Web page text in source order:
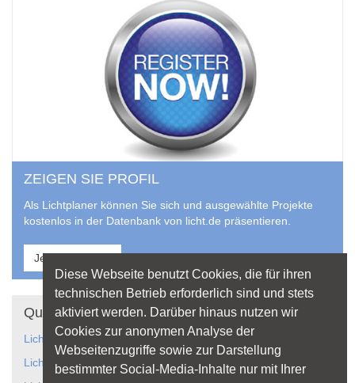
ZEIGEN SIE PROFIL
Als Lichtplaner können Sie sich und ausgewählte Projekte
kostenlos in der Datenbank von licht.de präsentieren.
Jetzt anmelden
Quicklinks
Lichtanwendungen
Lichtplanung
Diese Webseite benutzt Cookies, die für ihren
technischen Betrieb erforderlich sind und stets
aktiviert werden. Darüber hinaus nutzen wir
Cookies zur anonymen Analyse der
Webseitenzugriffe sowie zur Darstellung
bestimmter Social-Media-Inhalte nur mit Ihrer